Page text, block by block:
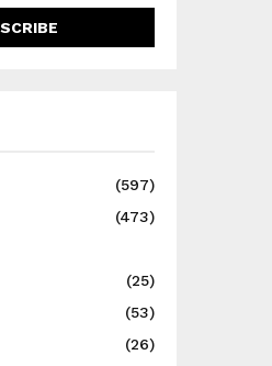
(597)
(473)
(25)
(53)
(26)